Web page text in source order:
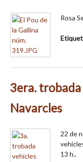
Rosa
3era. trobada
Navarcles
22 de
13 h..